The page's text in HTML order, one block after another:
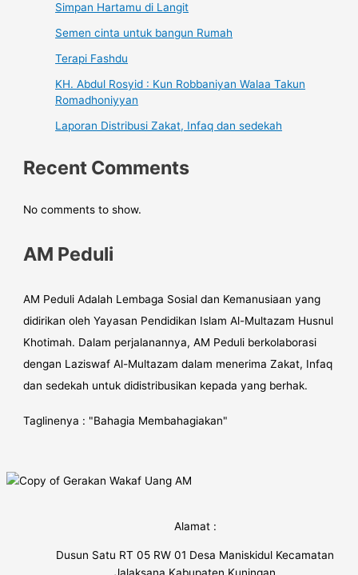
Simpan Hartamu di Langit
Semen cinta untuk bangun Rumah
Terapi Fashdu
KH. Abdul Rosyid : Kun Robbaniyan Walaa Takun
Romadhoniyyan
Laporan Distribusi Zakat, Infaq dan sedekah
Recent Comments
No comments to show.
AM Peduli
AM Peduli Adalah Lembaga Sosial dan Kemanusiaan yang
didirikan oleh Yayasan Pendidikan Islam Al-Multazam Husnul
Khotimah. Dalam perjalanannya, AM Peduli berkolaborasi
dengan Laziswaf Al-Multazam dalam menerima Zakat, Infaq
dan sedekah untuk didistribusikan kepada yang berhak.
Taglinenya : "Bahagia Membahagiakan"
Alamat :
Dusun Satu RT 05 RW 01 Desa Maniskidul Kecamatan